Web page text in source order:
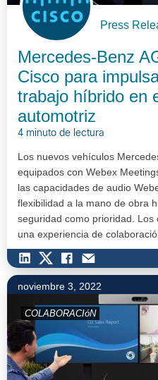
Press
Mercedes-Benz
Cisco para
trabajo híbrido en
automotriz
4 minuto de lectura
Los nuevos vehículos
equipados con Webex
las capacidades de audio
flexibilidad a la mano de obra
seguridad como prioridad.
una experiencia de
…
noviembre 3, 2022
COLABORACIóN